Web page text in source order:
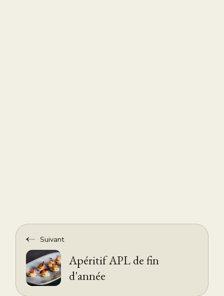
Suivant
Apéritif APL de fin
d'année